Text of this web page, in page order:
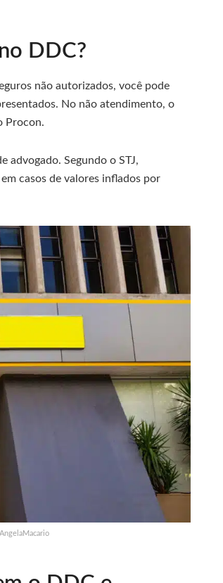
DDC?
não autorizados, você pode
No não atendimento, o
Procon.
advogado. Segundo o STJ,
casos de valores inflados por